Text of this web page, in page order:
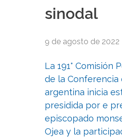
sinodal
9 de agosto de 2022
La 191° Comisión
de la Conferencia
argentina inicia
presidida por e
episcopado
Ojea y la